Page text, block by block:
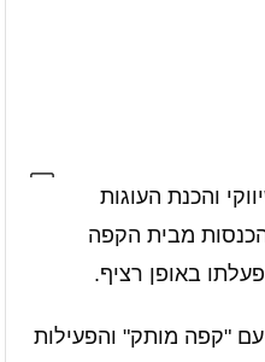
והכנת העוגות
מבית הקפה
באופן רציף.
"קפה מותק" והפעילות